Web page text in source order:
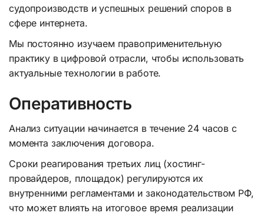
судопроизводств и успешных решений споров в
сфере интернета.
Мы постоянно изучаем правоприменительную
практику в цифровой отрасли, чтобы использовать
актуальные технологии в работе.
Оперативность
Анализ ситуации начинается в течение 24 часов с
момента заключения договора.
Сроки реагирования третьих лиц (хостинг-
провайдеров, площадок) регулируются их
внутренними регламентами и законодательством РФ,
что может влиять на итоговое время реализации